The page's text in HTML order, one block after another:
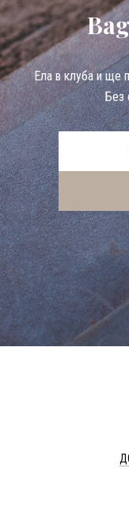
Eла в клуба и ще
Без